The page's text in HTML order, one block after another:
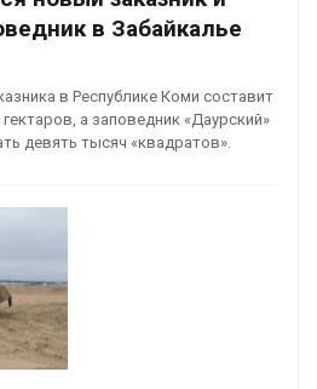
в Забайкалье
в Республике Коми составит
а заповедник «Даурский»
девять тысяч «квадратов».